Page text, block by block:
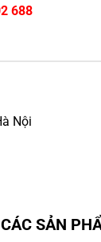
688
Nội
CÁC SẢN